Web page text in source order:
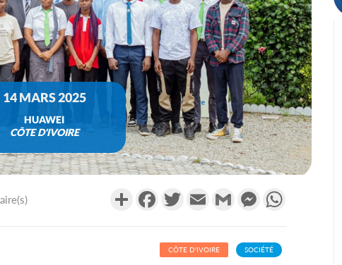
14 MARS 2025
HUAWEI
CÔTE D'IVOIRE
PartagerFacebookTwitterEmail Gmail Messenger
CÔTE D'IVOIRE SOCIÉTÉ